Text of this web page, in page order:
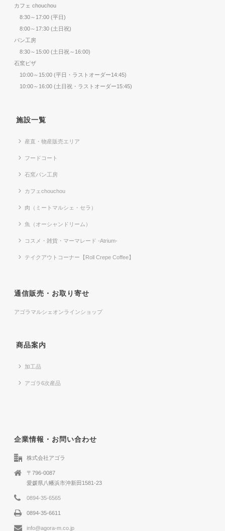
カフェ chouchou
8:30～17:00 (平日)
8:00～17:30 (土日祝)
パン工房
8:30～15:00 (土日祝～16:00)
石窯ピザ
10:00～15:00 (平日・ラストオーダー14:45)
10:00～16:00 (土日祝・ラストオーダー15:45)
施設一覧
産直・物産販売エリア
フードコート
石窯パン工房
カフェchouchou
肉（ミートマルシェ・セラ）
魚（オーシャンドリーム）
コスメ・雑貨・マーマレード -Atrium-
テイクアウトコーナー【Roll Crepe Coffee】
通信販売・お取り寄せ
アゴラマルシェオンラインショップ
商品案内
加工品
アゴラ6次産品
企業情報・お問い合わせ
株式会社アゴラ
〒796-0087
愛媛県八幡浜市沖新田1581-23
0894-35-6565
0894-35-6611
info@agora-m.co.jp